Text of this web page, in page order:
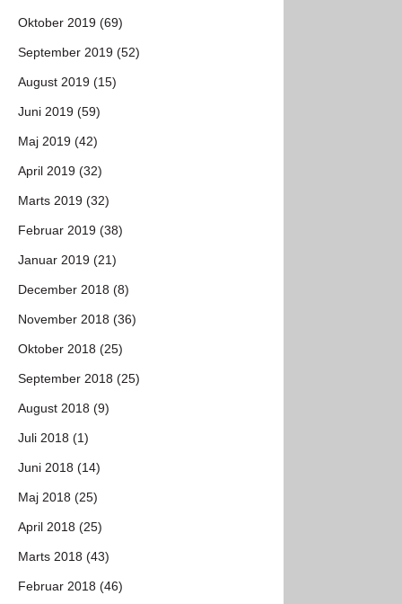
Oktober 2019 (69)
September 2019 (52)
August 2019 (15)
Juni 2019 (59)
Maj 2019 (42)
April 2019 (32)
Marts 2019 (32)
Februar 2019 (38)
Januar 2019 (21)
December 2018 (8)
November 2018 (36)
Oktober 2018 (25)
September 2018 (25)
August 2018 (9)
Juli 2018 (1)
Juni 2018 (14)
Maj 2018 (25)
April 2018 (25)
Marts 2018 (43)
Februar 2018 (46)